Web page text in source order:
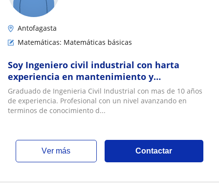
Antofagasta
Matemáticas: Matemáticas básicas
Soy Ingeniero civil industrial con harta
experiencia en mantenimiento y
confiabilidad
Graduado de Ingenieria Civil Industrial con mas de 10 años
de experiencia. Profesional con un nivel avanzando en
terminos de conocimiento d...
ver más Contactar